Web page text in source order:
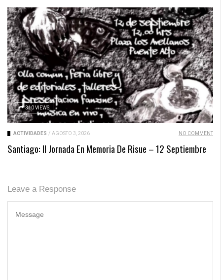
310 VIEWS
ACTIVIDADES / AGOSTO 3, 2026 NO COMMENT
Santiago: II Jornada En Memoria De Risue – 12 Septiembre
Leave a Response